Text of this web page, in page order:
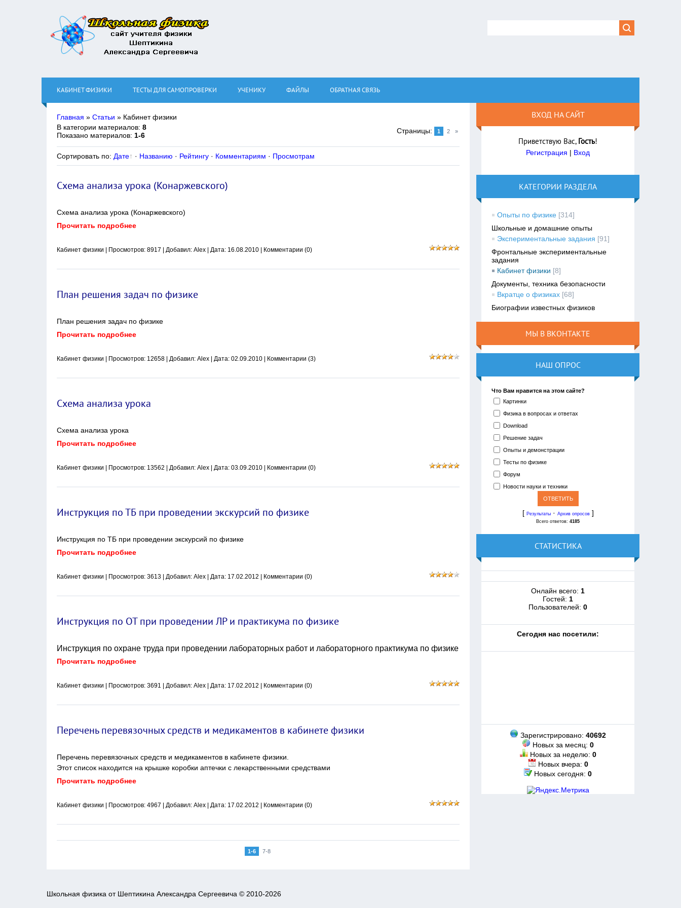
КАБИНЕТ ФИЗИКИ ТЕСТЫ ДЛЯ САМОПРОВЕРКИ УЧЕНИКУ ФАЙЛЫ ОБРАТНАЯ СВЯЗЬ
Главная » Статьи » Кабинет физики
В категории материалов: 8
Показано материалов: 1-6
Страницы: 1 2 »
Сортировать по: Дате · Названию · Рейтингу · Комментариям · Просмотрам
Схема анализа урока (Конаржевского)
Схема анализа урока (Конаржевского)
Прочитать подробнее
Кабинет физики | Просмотров: 8917 | Добавил: Alex | Дата: 16.08.2010 Комментарии (0)
План решения задач по физике
План решения задач по физике
Прочитать подробнее
Кабинет физики | Просмотров: 12658 | Добавил: Alex | Дата: 02.09.2010 Комментарии (3)
Схема анализа урока
Схема анализа урока
Прочитать подробнее
Кабинет физики | Просмотров: 13562 | Добавил: Alex | Дата: 03.09.2010 Комментарии (0)
Инструкция по ТБ при проведении экскурсий по физике
Инструкция по ТБ при проведении экскурсий по физике
Прочитать подробнее
Кабинет физики | Просмотров: 3613 | Добавил: Alex | Дата: 17.02.2012 Комментарии (0)
Инструкция по ОТ при проведении ЛР и практикума по физике
Инструкция по охране труда при проведении лабораторных работ и лабораторного практикума по физике
Прочитать подробнее
Кабинет физики | Просмотров: 3691 | Добавил: Alex | Дата: 17.02.2012 Комментарии (0)
Перечень перевязочных средств и медикаментов в кабинете физики
Перечень перевязочных средств и медикаментов в кабинете физики.
Этот список находится на крышке коробки аптечки с лекарственными средствами
Прочитать подробнее
Кабинет физики | Просмотров: 4967 | Добавил: Alex | Дата: 17.02.2012 Комментарии (0)
1-6 7-8
ВХОД НА САЙТ
Приветствую Вас, Гость!
Регистрация | Вход
КАТЕГОРИИ РАЗДЕЛА
Опыты по физике [314]
Школьные и домашние опыты
Экспериментальные задания [91]
Фронтальные экспериментальные
задания
Кабинет физики [8]
Документы, техника безопасности
Вкратце о физиках [68]
Биографии известных физиков
МЫ В ВКОНТАКТЕ
НАШ ОПРОС
Что Вам нравится на этом сайте?
Картинки
Физика в вопросах и ответах
Download
Решение задач
Опыты и демонстрации
Тесты по физике
Форум
Новости науки и техники
[ Результаты· Архив опросов]
Всего ответов:4185
СТАТИСТИКА
Онлайн всего: 1
Гостей: 1
Пользователей:0
Cегодня нас посетили:
Зарегистрировано: 40692
Новых за месяц: 0
Новых за неделю: 0
Новых вчера: 0
Новых сегодня: 0
Школьная физика от Шептикина Александра Сергеевича © 2010-2026